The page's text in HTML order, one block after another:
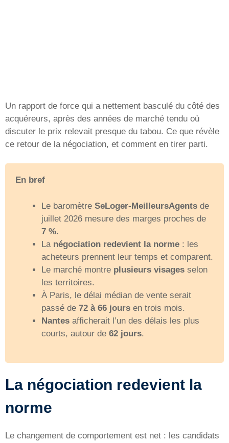
Un rapport de force qui a nettement basculé du côté des
acquéreurs, après des années de marché tendu où
discuter le prix relevait presque du tabou. Ce que révèle
ce retour de la négociation, et comment en tirer parti.
En bref
Le baromètre SeLoger-MeilleursAgents de
juillet 2026 mesure des marges proches de
7 %.
La négociation redevient la norme : les
acheteurs prennent leur temps et comparent.
Le marché montre plusieurs visages selon
les territoires.
À Paris, le délai médian de vente serait
passé de 72 à 66 jours en trois mois.
Nantes afficherait l’un des délais les plus
courts, autour de 62 jours.
La négociation redevient la
norme
Le changement de comportement est net : les candidats